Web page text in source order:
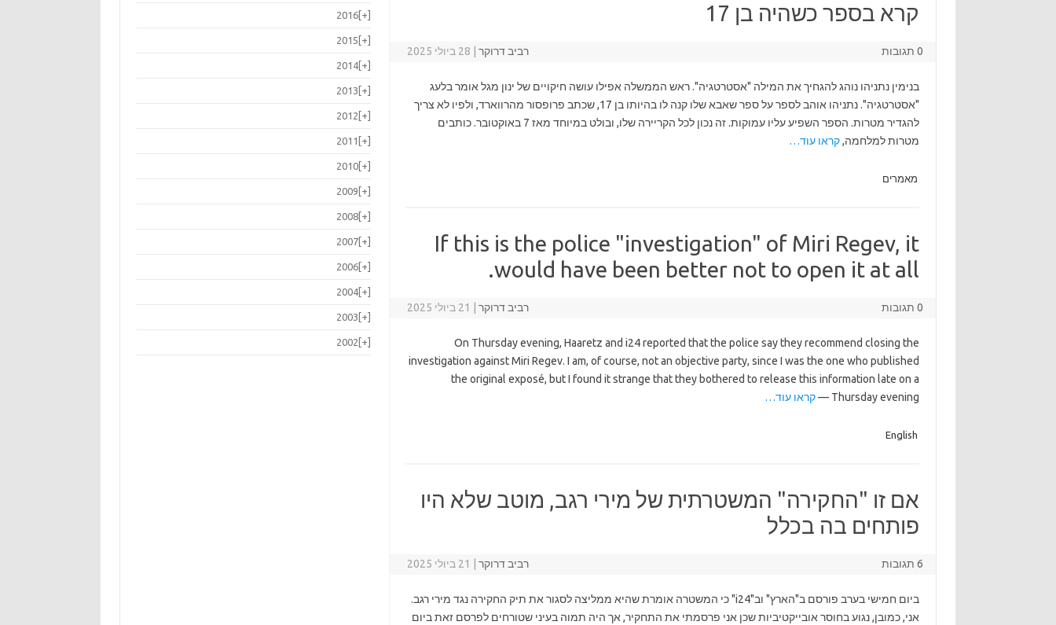
קרא בספר כשהיה בן 17
רביב דרוקר 28 ביולי 2025 0 תגובות
בנימין נתניהו נוהג להגחיך את המילה "אסטרטגיה". ראש הממשלה אפילו עושה חיקויים של ינון מגל אומר בלעג
"אסטרטגיה". נתניהו אוהב לספר על ספר שאבא שלו קנה לו בהיותו בן 17, שכתב פרופסור מהרווארד, ולפיו לא צריך
להגדיר מטרות. הספר השפיע עליו עמוקות. זה נכון לכל הקריירה שלו, ובולט במיוחד מאז 7 באוקטובר. כותבים
מטרות למלחמה,קראו עוד…
מאמרים
If this is the police "investigation" of Miri Regev, it
would have been better not to open it at all.
רביב דרוקר 21 ביולי 2025 0 תגובות
On Thursday evening, Haaretz and i24 reported that the police say they recommend closing the
investigation against Miri Regev. I am, of course, not an objective party, since I was the one who published
the original exposé, but I found it strange that they bothered to release this information late on a
Thursday evening —
קראו עוד…
English
אם זו "החקירה" המשטרתית של מירי רגב, מוטב שלא היו
פותחים בה בכלל
רביב דרוקר 21 ביולי 2025 6 תגובות
ביום חמישי בערב פורסם ב"הארץ" וב"i24" כי המשטרה אומרת שהיא ממליצה לסגור את תיק החקירה נגד מירי רגב.
אני, כמובן, נגוע בחוסר אובייקטיביות שכן אני פרסמתי את התחקיר, אך היה תמוה בעיני שטורחים לפרסם זאת ביום
[+]
2016
[+]
2015
[+]
2014
[+]
2013
[+]
2012
[+]
2011
[+]
2010
[+]
2009
[+]
2008
[+]
2007
[+]
2006
[+]
2004
[+]
2003
[+]
2002